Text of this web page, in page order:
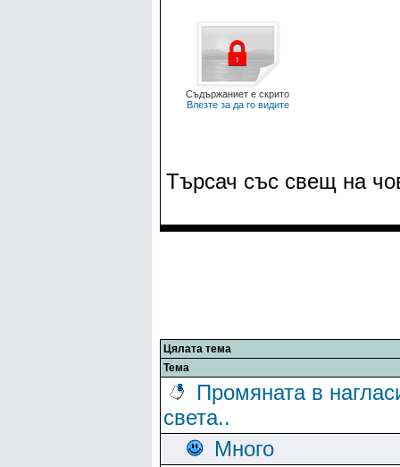
Съдържаниет е скрито
Влезте за да го видите
Търсач със свещ на
Цялата тема
Тема
Промяната в
света..
Много